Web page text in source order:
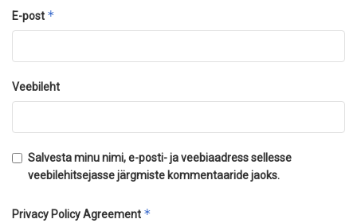
E-post *
Veebileht
Salvesta minu nimi, e-posti- ja veebiaadress sellesse
veebilehitsejasse järgmiste kommentaaride jaoks.
Privacy Policy Agreement *